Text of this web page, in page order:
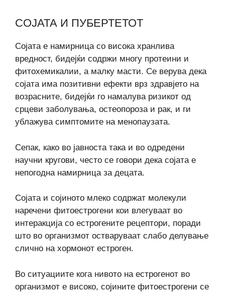
СОЈАТА И ПУБЕРТЕТОТ
Сојата е намирница со висока хранлива
вредност, бидејќи содржи многу протеини и
фитохемикалии, а малку масти. Се верува дека
сојата има позитивни ефекти врз здравјето на
возрасните, бидејќи го намалува ризикот од
срцеви заболувања, остеопороза и рак, и ги
ублажува симптомите на менопаузата.
Сепак, како во јавноста така и во одредени
научни кругови, често се говори дека сојата е
непогодна намирница за децата.
Сојата и сојиното млеко содржат молекули
наречени фитоестрогени кои влегуваат во
интеракција со естрогените рецептори, поради
што во организмот остваруваат слабо делување
слично на хормонот естроген.
Во ситуациите кога нивото на естрогенот во
организмот е високо, сојините фитоестрогени се